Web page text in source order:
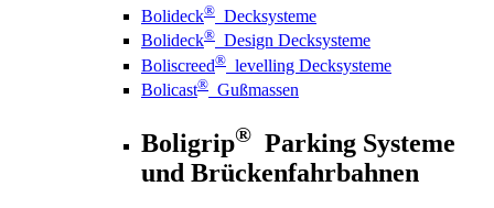
Bolideck® Decksysteme
Bolideck® Design Decksysteme
Boliscreed® levelling Decksysteme
Bolicast® Gußmassen
Boligrip® Parking Systeme
und Brückenfahrbahnen